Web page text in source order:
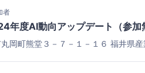
者
年度AI動向アップデート（参加
岡町熊堂３－７－１－１６ 福井県産